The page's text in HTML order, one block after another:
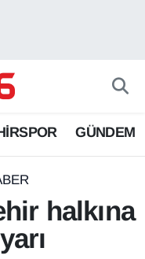
GÜNDEM
halkına
Haritası
Fikstür